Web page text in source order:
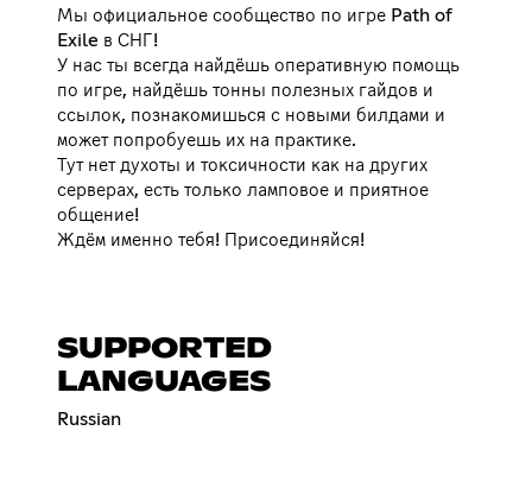
Мы официальное сообщество по игре Path of
Exile в СНГ!
У нас ты всегда найдёшь оперативную помощь
по игре, найдёшь тонны полезных гайдов и
ссылок, познакомишься с новыми билдами и
может попробуешь их на практике.
Тут нет духоты и токсичности как на других
серверах, есть только ламповое и приятное
общение!
Ждём именно тебя! Присоединяйся!
SUPPORTED
LANGUAGES
Russian